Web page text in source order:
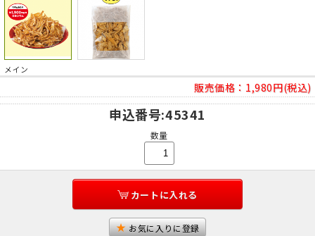
メイン
販売価格： 1,980円(税込)
申込番号:45341
数量
カートに入れる
お気に入りに登録